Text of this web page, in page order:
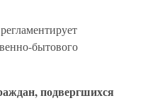
бытового
подвергшихся